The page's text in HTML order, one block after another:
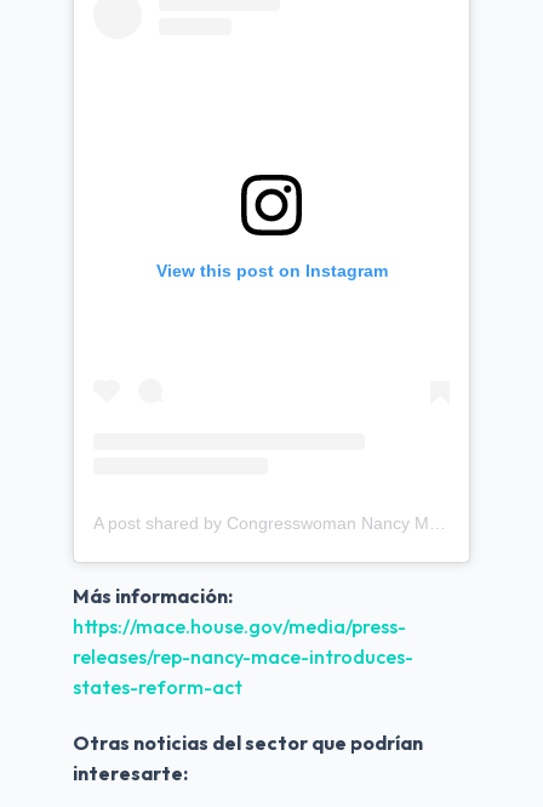
View this post on Instagram
Más información:
https://mace.house.gov/media/press-
releases/rep-nancy-mace-introduces-
states-reform-act
Otras noticias del sector que podrían
interesarte: